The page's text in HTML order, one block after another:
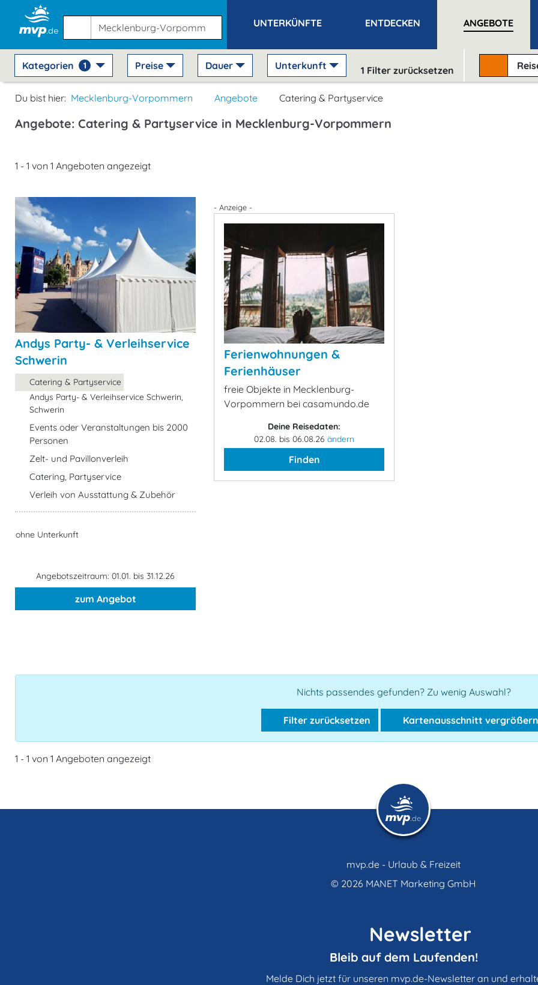
UNTERKÜNFTE ENTDECKEN ANGEBOTE
Kategorien 1 Preise Dauer Unterkunft 1 Filter zurücksetzen
Du bist hier: Mecklenburg-Vorpommern Angebote Catering & Partyservice
Angebote: Catering & Partyservice in Mecklenburg-Vorpommern
1 - 1 von 1 Angeboten angezeigt
Andys Party- & Verleihservice
Schwerin
Catering & Partyservice
Andys Party- & Verleihservice Schwerin,
Schwerin
Events oder Veranstaltungen bis 2000
Personen
Zelt- und Pavillonverleih
Catering, Partyservice
Verleih von Ausstattung & Zubehör
ohne Unterkunft
Angebotszeitraum: 01.01. bis 31.12.26
zum Angebot
- Anzeige -
Ferienwohnungen &
Ferienhäuser
freie Objekte in Mecklenburg-
Vorpommern bei casamundo.de
Deine Reisedaten:
02.08. bis 06.08.26 ändern
Finden
Nichts passendes gefunden? Zu wenig Auswahl?
Filter zurücksetzen Kartenausschnitt vergrößern
1 - 1 von 1 Angeboten angezeigt
mvp.de - Urlaub & Freizeit
© 2026 MANET Marketing GmbH
Newsletter
Bleib auf dem Laufenden!
Melde Dich jetzt für unseren mvp.de-Newsletter an und